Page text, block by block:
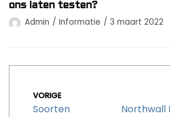
ons laten testen?
Admin Informatie 3 maart 2022
VORIGE
Soorten
Northwall